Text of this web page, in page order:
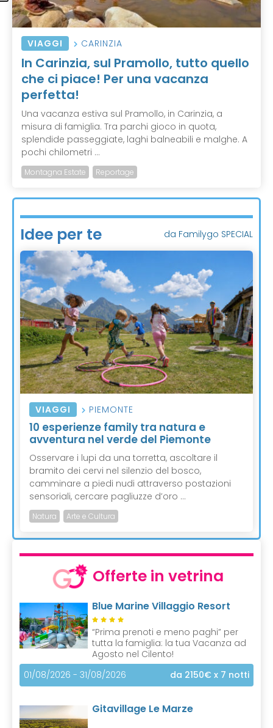
VIAGGI CARINZIA
In Carinzia, sul Pramollo, tutto quello
che ci piace! Per una vacanza
perfetta!
Una vacanza estiva sul Pramollo, in Carinzia, a
misura di famiglia. Tra parchi gioco in quota,
splendide passeggiate, laghi balneabili e malghe. A
pochi chilometri ...
Montagna Estate Reportage
Idee per te da Familygo SPECIAL
VIAGGI PIEMONTE
10 esperienze family tra natura e
avventura nel verde del Piemonte
Osservare i lupi da una torretta, ascoltare il
bramito dei cervi nel silenzio del bosco,
camminare a piedi nudi attraverso postazioni
sensoriali, cercare pagliuzze d’oro ...
Natura Arte e Cultura
Offerte in vetrina
Blue Marine Villaggio Resort
“Prima prenoti e meno paghi” per
tutta la famiglia: la tua Vacanza ad
Agosto nel Cilento!
01/08/2026 - 31/08/2026
da 2150€ x 7 notti
Gitavillage Le Marze